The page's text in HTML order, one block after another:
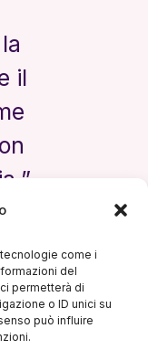
come i
del
permetterà di
o ID unici su
può influire
il